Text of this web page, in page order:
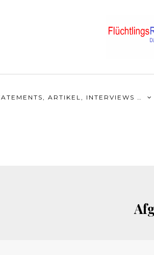
ARTIKEL, INTERVIEWS …